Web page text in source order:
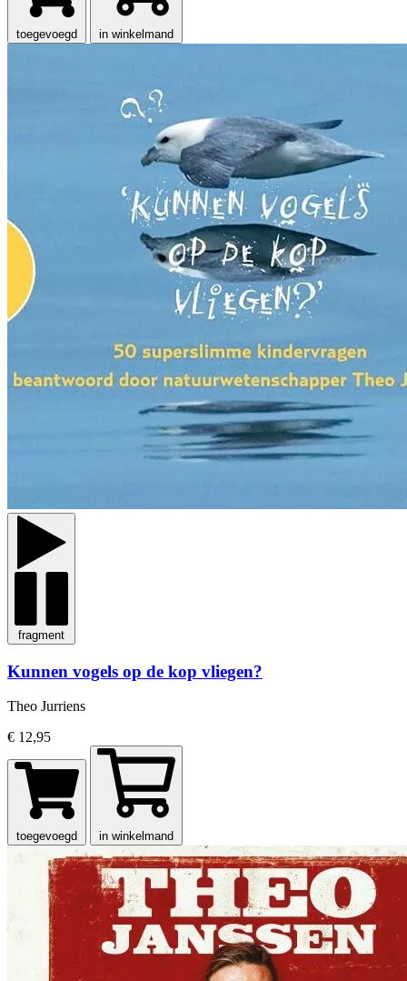
toegevoegd in winkelmand
fragment
Kunnen vogels op de kop vliegen?
Theo Jurriens
€ 12,95
toegevoegd in winkelmand